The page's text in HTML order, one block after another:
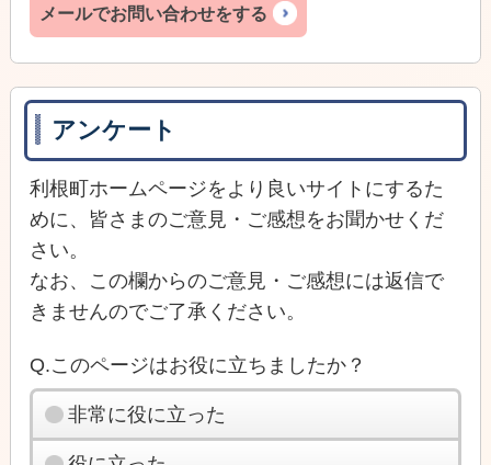
メールでお問い合わせをする
アンケート
利根町ホームページをより良いサイトにするた
めに、皆さまのご意見・ご感想をお聞かせくだ
さい。
なお、この欄からのご意見・ご感想には返信で
きませんのでご了承ください。
Q.このページはお役に立ちましたか？
非常に役に立った